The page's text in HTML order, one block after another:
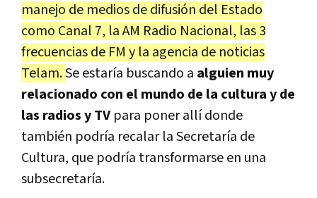
manejo de medios de difusión del Estado
como Canal 7, la AM Radio Nacional, las 3
frecuencias de FM y la agencia de noticias
Telam.Se estaría buscando a alguien muy
relacionado con el mundo de la cultura y de
las radios y TVpara poner allí donde
también podría recalar la Secretaría de
Cultura, que podría transformarse en una
subsecretaría.